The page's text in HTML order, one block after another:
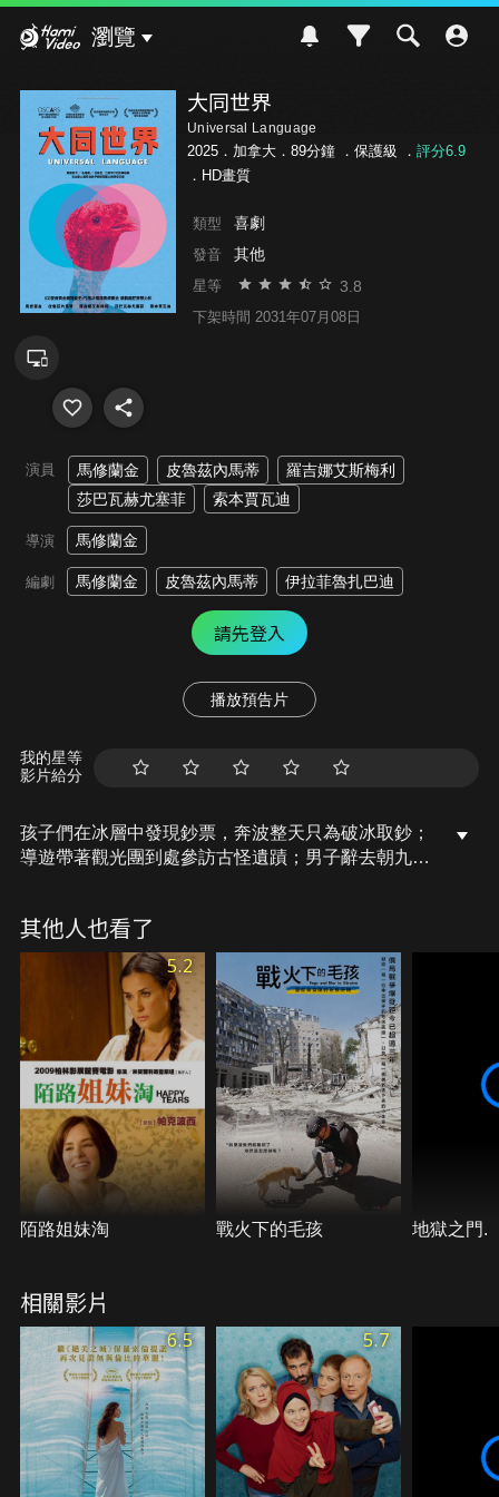
瀏覽
大同世界
Universal Language
2025．加拿大．89分鐘 ． 保護級 ． 評分6.9
．HD畫質
類型 喜劇
發音 其他
星等 3.8
下架時間 2031年07月08日
演員 馬修蘭金 皮魯茲內馬蒂
羅吉娜艾斯梅利
莎巴瓦赫尤塞菲
索本賈瓦迪
導演 馬修蘭金
編劇 馬修蘭金 皮魯茲內馬蒂 伊拉菲魯扎巴迪
請先登入
播放預告片
我的星等
影片給分
孩子們在冰層中發現鈔票，奔波整天只為破冰取鈔；
導遊帶著觀光團到處參訪古怪遺蹟；男子辭去朝九晚
條看似平行的生命軌跡，在溫尼伯與德黑蘭間的灰色
地帶意外交織，時空撲朔、身分迷離，竟終環環相扣
其他人也看了
5.2
陌路姐妹淘 戰火下的毛孩 地獄之門.
相關影片
6.5 5.7